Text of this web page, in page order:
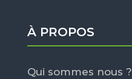
À PROPOS
Qui sommes nous ?